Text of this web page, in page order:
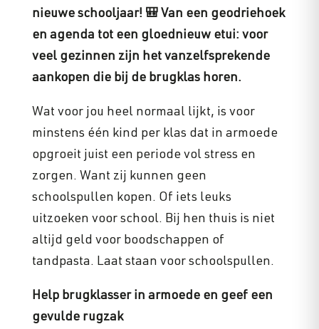
nieuwe schooljaar! 🎒 Van een geodriehoek
en agenda tot een gloednieuw etui: voor
veel gezinnen zijn het vanzelfsprekende
aankopen die bij de brugklas horen.
Wat voor jou heel normaal lijkt, is voor
minstens één kind per klas dat in armoede
opgroeit juist een periode vol stress en
zorgen. Want zij kunnen geen
schoolspullen kopen. Of iets leuks
uitzoeken voor school. Bij hen thuis is niet
altijd geld voor boodschappen of
tandpasta. Laat staan voor schoolspullen.
Help brugklasser in armoede en geef een
gevulde rugzak